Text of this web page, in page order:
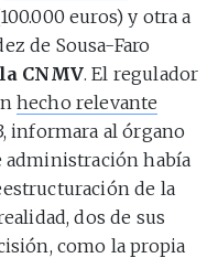
euros) y otra a
de Sousa-Faro
CNMV. El regulador
hecho relevante
informara al órgano
administración había
de la
dos de sus
como la propia